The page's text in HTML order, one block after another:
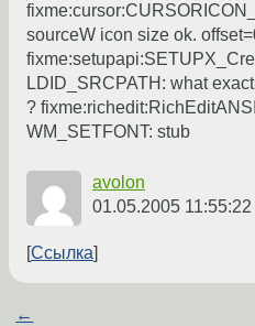
sourceW icon size ok.
LDID_SRCPATH: what
?
WM_SETFONT: stub
avolon
01.05.2005
Ссылка
←